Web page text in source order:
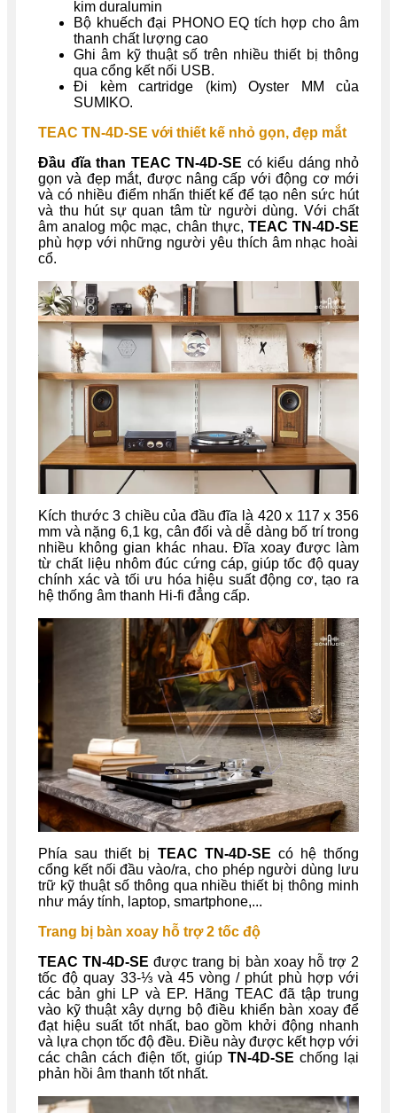
kim duralumin
Bộ khuếch đại PHONO EQ tích hợp cho âm
thanh chất lượng cao
Ghi âm kỹ thuật số trên nhiều thiết bị thông
qua cổng kết nối USB.
Đi kèm cartridge (kim) Oyster MM của
SUMIKO.
TEAC TN-4D-SE với thiết kế nhỏ gọn, đẹp mắt
Đầu đĩa than TEAC TN-4D-SE có kiểu dáng nhỏ
gọn và đẹp mắt, được nâng cấp với động cơ mới
và có nhiều điểm nhấn thiết kế để tạo nên sức hút
và thu hút sự quan tâm từ người dùng. Với chất
âm analog mộc mạc, chân thực, TEAC TN-4D-SE
phù hợp với những người yêu thích âm nhạc hoài
cổ.
Kích thước 3 chiều của đầu đĩa là 420 x 117 x 356
mm và nặng 6,1 kg, cân đối và dễ dàng bố trí trong
nhiều không gian khác nhau. Đĩa xoay được làm
từ chất liệu nhôm đúc cứng cáp, giúp tốc độ quay
chính xác và tối ưu hóa hiệu suất động cơ, tạo ra
hệ thống âm thanh Hi-fi đẳng cấp.
Phía sau thiết bị TEAC TN-4D-SE có hệ thống
cổng kết nối đầu vào/ra, cho phép người dùng lưu
trữ kỹ thuật số thông qua nhiều thiết bị thông minh
như máy tính, laptop, smartphone,...
Trang bị bàn xoay hỗ trợ 2 tốc độ
TEAC TN-4D-SE được trang bị bàn xoay hỗ trợ 2
tốc độ quay 33-⅓ và 45 vòng / phút phù hợp với
các bản ghi LP và EP. Hãng TEAC đã tập trung
vào kỹ thuật xây dựng bộ điều khiển bàn xoay để
đạt hiệu suất tốt nhất, bao gồm khởi động nhanh
và lựa chọn tốc độ đều. Điều này được kết hợp với
các chân cách điện tốt, giúp TN-4D-SE chống lại
phản hồi âm thanh tốt nhất.